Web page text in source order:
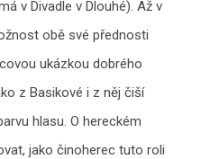
v Divadle v Dlouhé). Až v
obě své přednosti
ukázkou dobrého
z Basikové i z něj čiší
hlasu. O hereckém
jako činoherec tuto roli